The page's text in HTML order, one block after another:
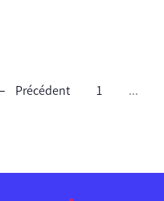
Précédent 1 ...